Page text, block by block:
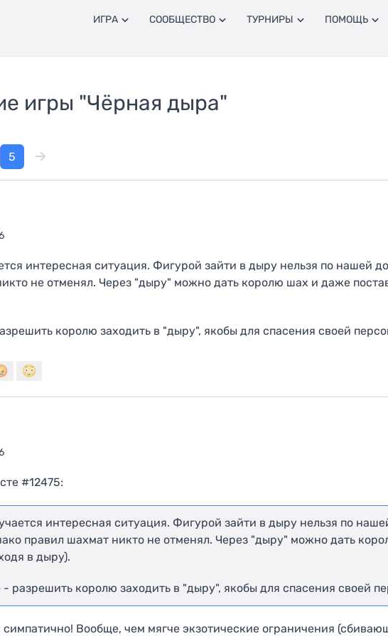
ИГРА СООБЩЕСТВО ТУРНИРЫ ПОМОЩЬ
игры "Чёрная дыра"
5
интересная ситуация. Фигурой зайти в дыру нельзя по нашей
не отменял. Через "дыру" можно дать королю шах и даже
королю заходить в "дыру", якобы для спасения своей
#12475:
интересная ситуация. Фигурой зайти в дыру нельзя по
правил шахмат никто не отменял. Через "дыру" можно дать
в дыру).
разрешить королю заходить в "дыру", якобы для спасения своей
Вообще, чем мягче экзотические ограничения